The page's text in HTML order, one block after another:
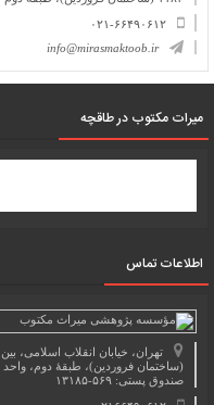
۰۲۱-۶۶۴۹۰۶۱۲
info@mirasmaktoob.ir
میرات مکتوب در طاقچه
اطلاعات تماس
صندوق پستی: ۵۶۹-۱۳۱۸۵